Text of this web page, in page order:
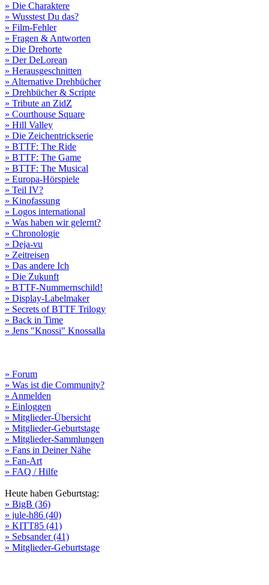
» Die Charaktere
» Wusstest Du das?
» Film-Fehler
» Fragen & Antworten
» Die Drehorte
» Der DeLorean
» Herausgeschnitten
» Alternative Drehbücher
» Drehbücher & Scripte
» Tribute an ZidZ
» Courthouse Square
» Hill Valley
» Die Zeichentrickserie
» BTTF: The Ride
» BTTF: The Game
» BTTF: The Musical
» Europa-Hörspiele
» Teil IV?
» Kinofassung
» Logos international
» Was haben wir gelernt?
» Chronologie
» Deja-vu
» Zeitreisen
» Das andere Ich
» Die Zukunft
» BTTF-Nummernschild!
» Display-Labelmaker
» Secrets of BTTF Trilogy
» Back in Time
» Jens "Knossi" Knossalla
» Forum
» Was ist die Community?
» Anmelden
» Einloggen
» Mitglieder-Übersicht
» Mitglieder-Geburtstage
» Mitglieder-Sammlungen
» Fans in Deiner Nähe
» Fan-Art
» FAQ / Hilfe
Heute haben Geburtstag:
» BigB (36)
» jule-h86 (40)
» KITT85 (41)
» Sebsander (41)
» Mitglieder-Geburtstage